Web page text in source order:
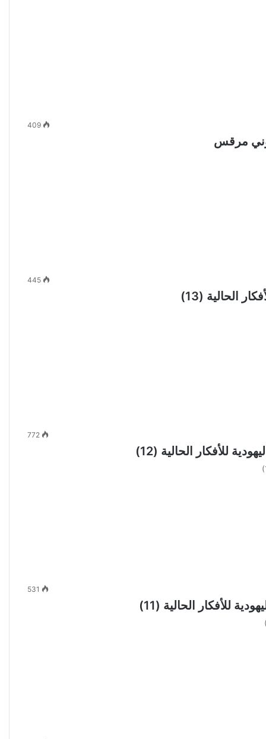
409
مرقس
445
الحالية (13)
772
للأفكار الحالية (12)
531
للأفكار الحالية (11)